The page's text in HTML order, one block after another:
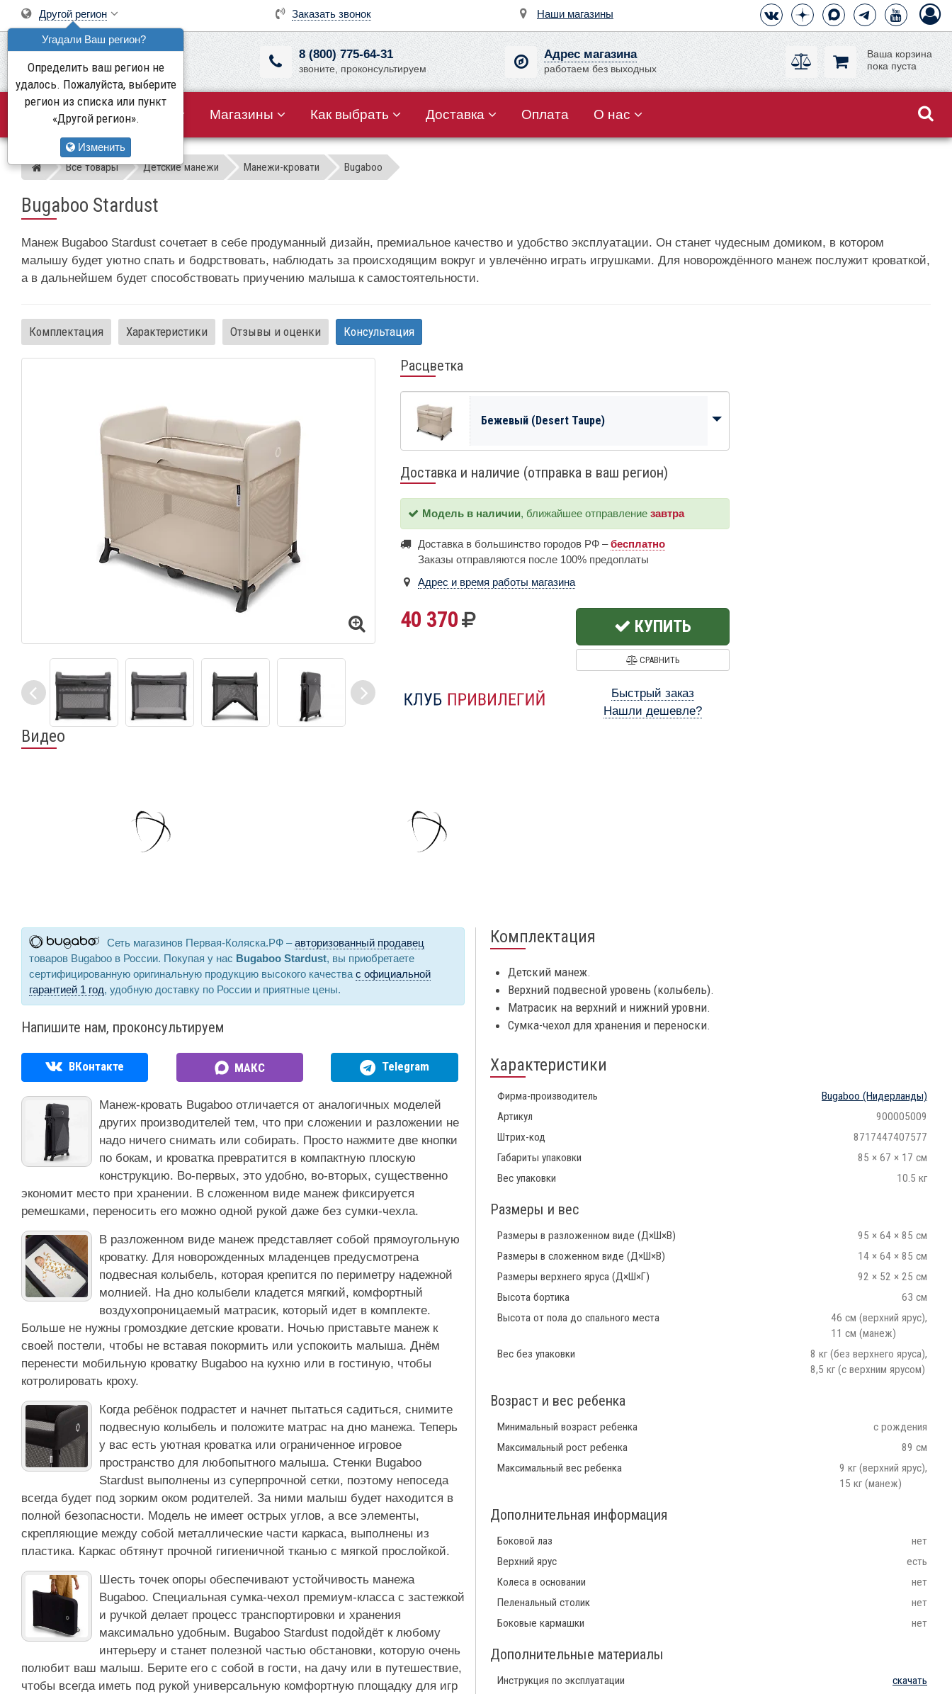
Заказать звонок Наши магазины
Другой регион
Угадали Ваш регион?
Определить ваш регион не
удалось. Пожалуйста, выберите
регион из списка или пункт
«Другой регион».
Изменить
8 (800) 775-64-31
звоните, проконсультируем
Адрес магазина
работаем без выходных
Ваша корзина
пока пуста
Все товары Акции Магазины Как выбрать Доставка Оплата О нас
Магазин детских колясок
Все товары Детские манежи Манежи-кровати Bugaboo
Bugaboo Stardust
Манеж Bugaboo Stardust сочетает в себе продуманный дизайн, премиальное качество и удобство эксплуатации. Он станет чудесным домиком, в котором
малышу будет уютно спать и бодрствовать, наблюдать за происходящим вокруг и увлечённо играть игрушками. Для новорождённого манеж послужит кроваткой,
а в дальнейшем будет способствовать приучению малыша к самостоятельности.
Комплектация Характеристики Отзывы и оценки Консультация
Расцветка
Бежевый (Desert Taupe)
Доставка и наличие (отправка в ваш регион)
Модель в наличии, ближайшее отправление завтра
Доставка в большинство городов РФ –бесплатно
Заказы отправляются после 100% предоплаты
Адрес и время работы магазина
40 370 КУПИТЬ
СРАВНИТЬ
Быстрый заказ
Нашли дешевле?
Видео
Сеть магазинов Первая-Коляска.РФ –авторизованный продавец
товаров Bugaboo в России. Покупая у нас Bugaboo Stardust, вы приобретаете
сертифицированную оригинальную продукцию высокого качества с официальной
гарантией 1 год, удобную доставку по России и приятные цены.
Напишите нам, проконсультируем
ВКонтакте МАКС Telegram
Манеж-кровать Bugaboo отличается от аналогичных моделей
других производителей тем, что при сложении и разложении не
надо ничего снимать или собирать. Просто нажмите две кнопки
по бокам, и кроватка превратится в компактную плоскую
конструкцию. Во-первых, это удобно, во-вторых, существенно
экономит место при хранении. В сложенном виде манеж фиксируется
ремешками, переносить его можно одной рукой даже без сумки-чехла.
В разложенном виде манеж представляет собой прямоугольную
кроватку. Для новорожденных младенцев предусмотрена
подвесная колыбель, которая крепится по периметру надежной
молнией. На дно колыбели кладется мягкий, комфортный
воздухопроницаемый матрасик, который идет в комплекте.
Больше не нужны громоздкие детские кровати. Ночью приставьте манеж к
своей постели, чтобы не вставая покормить или успокоить малыша. Днём
перенести мобильную кроватку Bugaboo на кухню или в гостиную, чтобы
котролировать кроху.
Когда ребёнок подрастет и начнет пытаться садиться, снимите
подвесную колыбель и положите матрас на дно манежа. Теперь
у вас есть уютная кроватка или ограниченное игровое
пространство для любопытного малыша. Стенки Bugaboo
Stardust выполнены из суперпрочной сетки, поэтому непоседа
всегда будет под зорким оком родителей. За ними малыш будет находится в
полной безопасности. Модель не имеет острых углов, а все элементы,
скрепляющие между собой металлические части каркаса, выполнены из
пластика. Каркас обтянут прочной гигиеничной тканью с мягкой прослойкой.
Шесть точек опоры обеспечивают устойчивость манежа
Bugaboo. Специальная сумка-чехол премиум-класса с застежкой
и ручкой делает процесс транспортировки и хранения
максимально удобным. Bugaboo Stardust подойдёт к любому
интерьеру и станет полезной частью обстановки, которую очень
полюбит ваш малыш. Берите его с собой в гости, на дачу или в путешествие,
чтобы всегда иметь под рукой универсальную комфортную площадку для игр
Комплектация
Детский манеж.
Верхний подвесной уровень (колыбель).
Матрасик на верхний и нижний уровни.
Сумка-чехол для хранения и переноски.
Характеристики
Фирма-производитель Bugaboo (Нидерланды)
Артикул
900005009
Штрих-код
8717447407577
Габариты упаковки
85 × 67 × 17 см
Вес упаковки
10.5 кг
Размеры и вес
Размеры в разложенном виде (Д×Ш×В)
95 × 64 × 85 см
Размеры в сложенном виде (Д×Ш×В)
14 × 64 × 85 см
Размеры верхнего яруса (Д×Ш×Г)
92 × 52 × 25 см
Высота бортика
63 см
Высота от пола до спального места
46 см (верхний ярус),
11 см (манеж)
Вес без упаковки
8 кг (без верхнего яруса),
8,5 кг (с верхним ярусом)
Возраст и вес ребенка
Минимальный возраст ребенка
с рождения
Максимальный рост ребенка
89 см
Максимальный вес ребенка
9 кг (верхний ярус),
15 кг (манеж)
Дополнительная информация
Боковой лаз
нет
Верхний ярус
есть
Колеса в основании
нет
Пеленальный столик
нет
Боковые кармашки
нет
Дополнительные материалы
Инструкция по эксплуатации
скачать